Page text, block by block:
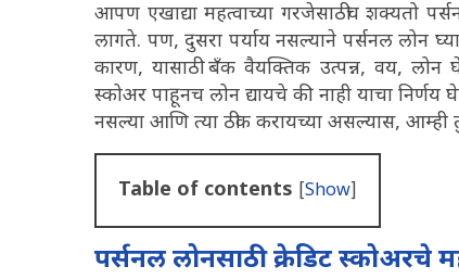
आपण एखाद्या महत्वाच्या गरजेसाठीच शक्यतो
लागते. पण, दुसरा पर्याय नसल्याने पर्सनल लोन
कारण, यासाठी बँक वैयक्तिक उत्पन्न, वय,
स्कोअर पाहूनच लोन द्यायचे की नाही याचा
नसल्या आणि त्या ठीक करायच्या असल्यास,
Table of contents [Show]
पर्सनल लोनसाठी क्रेडिट स्कोअरचे